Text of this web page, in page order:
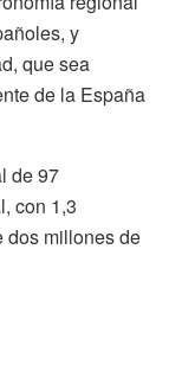
y
que sea
de la España
de 97
con 1,3
dos millones de